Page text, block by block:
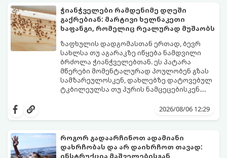
ჭიანჭველები რამდენიმე დღეში
გაქრებიან: მარტივი ხელნაკეთი
ხაფანგი, რომელიც რეალურად მუშაობს
ზაფხულის დადგომასთან ერთად, ბევრ
სახლსა თუ აგარაკზე იწყება ნამდვილი
ბრძოლა ჭიანჭველებთან. ეს პატარა
მწერები მომენტალურად პოულობენ გზას
სამზარეულოსკენ, დახლებზე დატოვებულ
ტკბილეულსა თუ პურის ნამცეცებისკენ.
სპრეი და შხამქიმიკატი იყიდება, თუმცა
სახლში პატარა ბავშვები ან შინაური
ცხოველები არიან.
მარტივი, უსაფრთხო და იაფი
ჭიანჭველების მთელ კოლონიას სულ
რამდენიმე დღეში დაამარცხებთ.
გთავაზობთ ეფექტური ხაფანგის
2026/08/06 12:29
როგორ გადაარჩინოთ ადამიანი
დახრჩობას და არ დაიხრჩოთ თავად:
ინსტრუქცია მაშველებისგან